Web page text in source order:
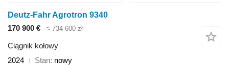
Deutz-Fahr Agrotron 9340
170 900 €
≈ 734 600 zł
Ciągnik kołowy
2024
Stan nowy